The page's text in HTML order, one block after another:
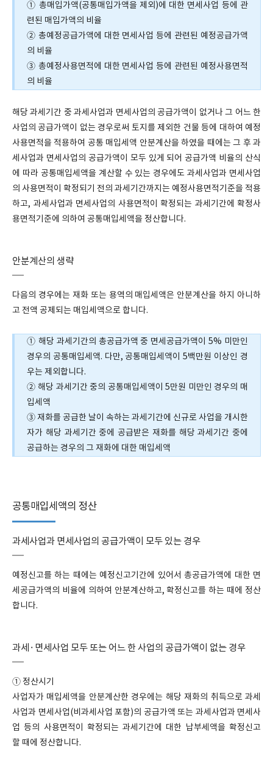
① 총매입가액(공통매입가액을 제외)에 대한 면세사업 등에 관
련된 매입가액의 비율
② 총예정공급가액에 대한 면세사업 등에 관련된 예정공급가액
의 비율
③ 총예정사용면적에 대한 면세사업 등에 관련된 예정사용면적
의 비율
해당 과세기간 중 과세사업과 면세사업의 공급가액이 없거나 그 어느 한
사업의 공급가액이 없는 경우로써 토지를 제외한 건물 등에 대하여 예정
사용면적을 적용하여 공통 매입세액 안분계산을 하였을 때에는 그 후 과
세사업과 면세사업의 공급가액이 모두 있게 되어 공급가액 비율의 산식
에 따라 공통매입세액을 계산할 수 있는 경우에도 과세사업과 면세사업
의 사용면적이 확정되기 전의 과세기간까지는 예정사용면적기준을 적용
하고, 과세사업과 면세사업의 사용면적이 확정되는 과세기간에 확정사
용면적기준에 의하여 공통매입세액을 정산합니다.
안분계산의 생략
다음의 경우에는 재화 또는 용역의 매입세액은 안분계산을 하지 아니하
고 전액 공제되는 매입세액으로 합니다.
① 해당 과세기간의 총공급가액 중 면세공급가액이 5% 미만인
경우의 공통매입세액. 다만, 공통매입세액이 5백만원 이상인 경
우는 제외합니다.
② 해당 과세기간 중의 공통매입세액이 5만원 미만인 경우의 매
입세액
③ 재화를 공급한 날이 속하는 과세기간에 신규로 사업을 개시한
자가 해당 과세기간 중에 공급받은 재화를 해당 과세기간 중에
공급하는 경우의 그 재화에 대한 매입세액
공통매입세액의 정산
과세사업과 면세사업의 공급가액이 모두 있는 경우
예정신고를 하는 때에는 예정신고기간에 있어서 총공급가액에 대한 면
세공급가액의 비율에 의하여 안분계산하고, 확정신고를 하는 때에 정산
합니다.
과세·면세사업 모두 또는 어느 한 사업의 공급가액이 없는 경우
① 정산시기
사업자가 매입세액을 안분계산한 경우에는 해당 재화의 취득으로 과세
사업과 면세사업(비과세사업 포함)의 공급가액 또는 과세사업과 면세사
업 등의 사용면적이 확정되는 과세기간에 대한 납부세액을 확정신고
할 때에 정산합니다.